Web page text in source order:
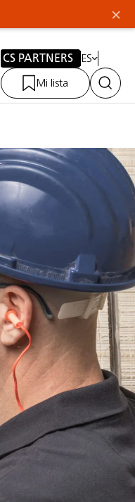
CS PARTNERS
ES
Mi lista
×